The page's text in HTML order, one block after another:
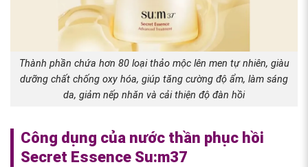
Thành phần chứa hơn 80 loại thảo mộc lên men tự nhiên, giàu
dưỡng chất chống oxy hóa, giúp tăng cường độ ẩm, làm sáng
da, giảm nếp nhăn và cải thiện độ đàn hồi
Công dụng của nước thần phục hồi
Secret Essence Su:m37